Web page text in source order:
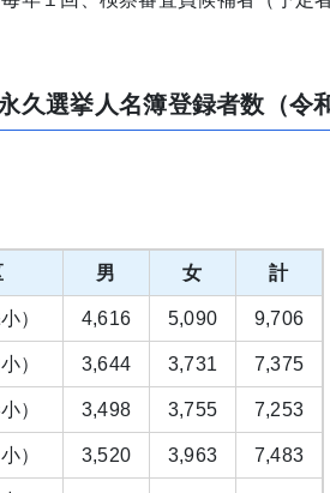
久選挙人名簿登録者数（令
男 女 計
） 4,616 5,090 9,706
） 3,644 3,731 7,375
） 3,498 3,755 7,253
） 3,520 3,963 7,483